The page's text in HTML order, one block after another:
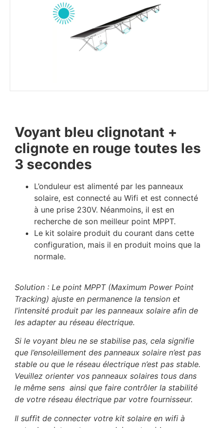
Voyant bleu clignotant +
clignote en rouge toutes les
3 secondes
L’onduleur est alimenté par les panneaux
solaire, est connecté au Wifi et est connecté
à une prise 230V. Néanmoins, il est en
recherche de son meilleur point MPPT.
Le kit solaire produit du courant dans cette
configuration, mais il en produit moins que la
normale.
Solution : Le point MPPT (Maximum Power Point
Tracking) ajuste en permanence la tension et
l’intensité produit par les panneaux solaire afin de
les adapter au réseau électrique.
Si le voyant bleu ne se stabilise pas, cela signifie
que l’ensoleillement des panneaux solaire n’est pas
stable ou que le réseau électrique n’est pas stable.
Veuillez orienter vos panneaux solaires tous dans
le même sens ainsi que faire contrôler la stabilité
de votre réseau électrique par votre fournisseur.
Il suffit de connecter votre kit solaire en wifi à